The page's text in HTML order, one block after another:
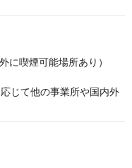
に喫煙可能場所あり）
じて他の事業所や国内外